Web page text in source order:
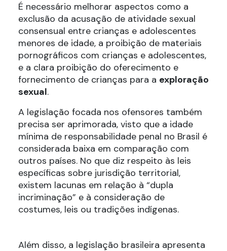
É necessário melhorar aspectos como a
exclusão da acusação de atividade sexual
consensual entre crianças e adolescentes
menores de idade, a proibição de materiais
pornográficos com crianças e adolescentes,
e a clara proibição do oferecimento e
fornecimento de crianças para a exploração
sexual.
A legislação focada nos ofensores também
precisa ser aprimorada, visto que a idade
mínima de responsabilidade penal no Brasil é
considerada baixa em comparação com
outros países. No que diz respeito às leis
específicas sobre jurisdição territorial,
existem lacunas em relação à “dupla
incriminação” e à consideração de
costumes, leis ou tradições indígenas.
Além disso, a legislação brasileira apresenta